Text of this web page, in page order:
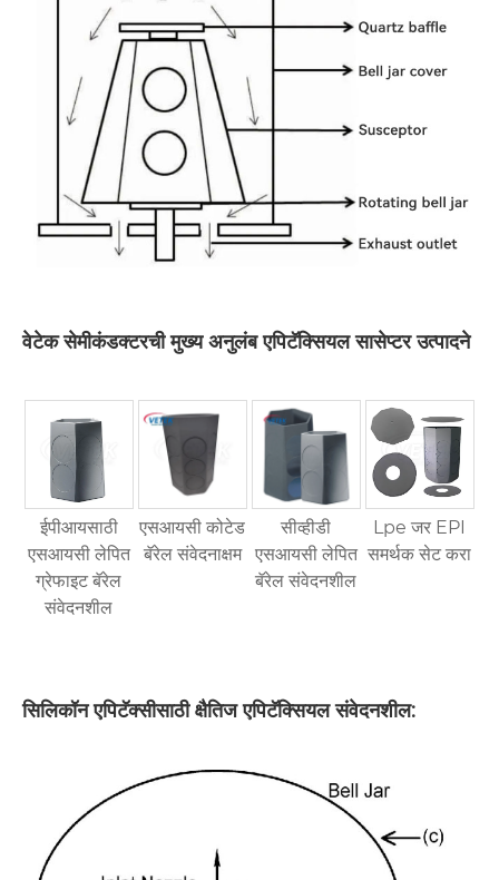
वेटेक सेमीकंडक्टरची मुख्य अनुलंब एपिटॅक्सियल सासेप्टर उत्पादने
ईपीआयसाठी
एसआयसी लेपित
ग्रेफाइट बॅरेल
संवेदनशील
एसआयसी कोटेड
बॅरेल संवेदनाक्षम
सीव्हीडी
एसआयसी लेपित
बॅरेल संवेदनशील
Lpe जर EPI
समर्थक सेट करा
सिलिकॉन एपिटॅक्सीसाठी क्षैतिज एपिटॅक्सियल संवेदनशील: